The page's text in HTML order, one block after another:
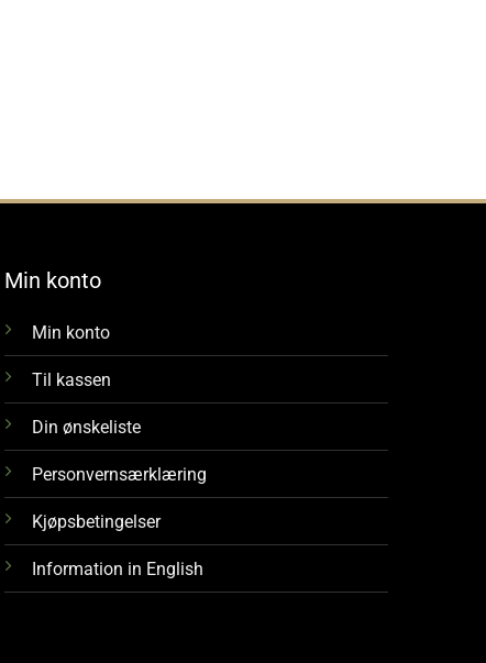
Min konto
Min konto
Til kassen
Din ønskeliste
Personvernsærklæring
Kjøpsbetingelser
Information in English